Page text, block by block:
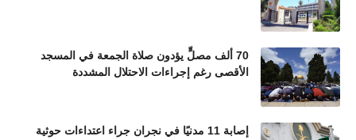
70 ألف مصلٍّ يؤدون صلاة الجمعة في المسجد
الأقصى رغم إجراءات الاحتلال المشددة
إصابة 11 مدنيًا في نجران جراء اعتداءات حوثية